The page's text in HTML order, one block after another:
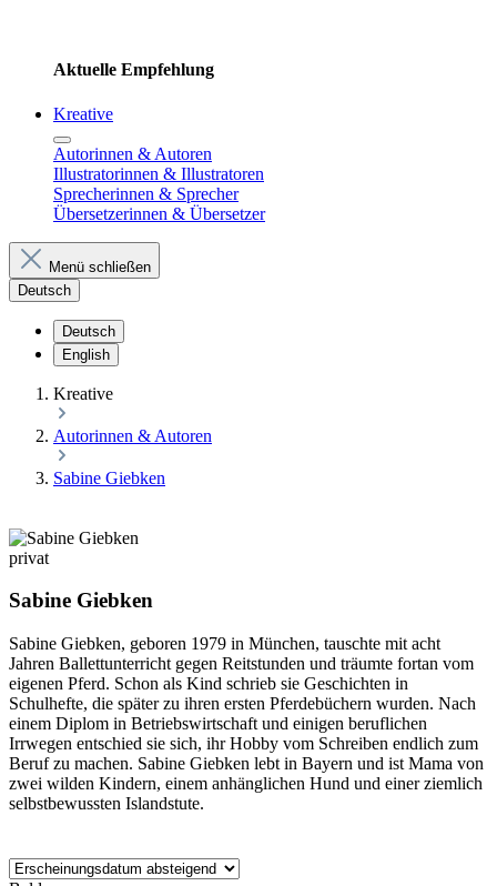
Aktuelle Empfehlung
Kreative
Autorinnen & Autoren
Illustratorinnen & Illustratoren
Sprecherinnen & Sprecher
Übersetzerinnen & Übersetzer
Menü schließen
Deutsch
Deutsch
English
Kreative
Autorinnen & Autoren
Sabine Giebken
privat
Sabine Giebken
Sabine Giebken, geboren 1979 in München, tauschte mit acht
Jahren Ballettunterricht gegen Reitstunden und träumte fortan vom
eigenen Pferd. Schon als Kind schrieb sie Geschichten in
Schulhefte, die später zu ihren ersten Pferdebüchern wurden. Nach
einem Diplom in Betriebswirtschaft und einigen beruflichen
Irrwegen entschied sie sich, ihr Hobby vom Schreiben endlich zum
Beruf zu machen. Sabine Giebken lebt in Bayern und ist Mama von
zwei wilden Kindern, einem anhänglichen Hund und einer ziemlich
selbstbewussten Islandstute.